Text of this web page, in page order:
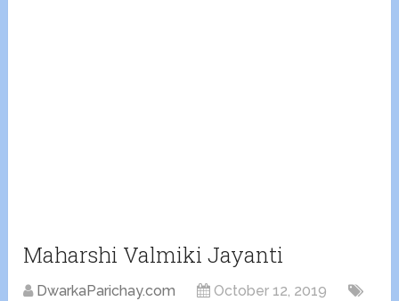
Maharshi Valmiki Jayanti
DwarkaParichay.com
October 12, 2019